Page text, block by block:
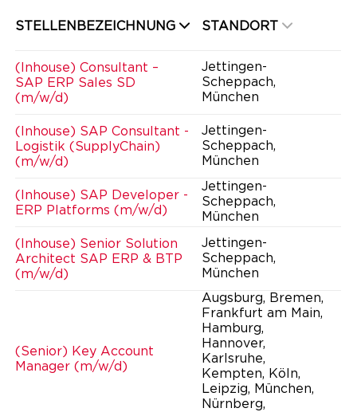
STELLENBEZEICHNUNG STANDORT
(Inhouse) Consultant –
SAP ERP Sales SD
(m/w/d)
Jettingen-
Scheppach,
München
(Inhouse) SAP Consultant -
Logistik (SupplyChain)
(m/w/d)
Jettingen-
Scheppach,
München
(Inhouse) SAP Developer -
ERP Platforms (m/w/d)
Jettingen-
Scheppach,
München
(Inhouse) Senior Solution
Architect SAP ERP & BTP
(m/w/d)
Jettingen-
Scheppach,
München
(Senior) Key Account
Manager (m/w/d)
Augsburg, Bremen,
Frankfurt am Main,
Hamburg,
Hannover,
Karlsruhe,
Kempten, Köln,
Leipzig, München,
Nürnberg,